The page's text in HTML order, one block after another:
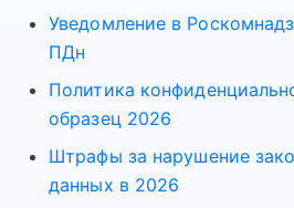
Уведомление в
ПДн
Политика
образец 2026
Штрафы за нарушение
данных в 2026